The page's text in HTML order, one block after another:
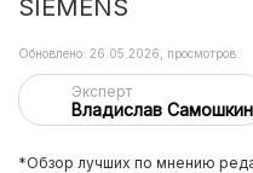
SIEMENS
Эксперт
Владислав Самошкин
Обновлено: 26.05.2026, просмотров:
*Обзор лучших по мнению